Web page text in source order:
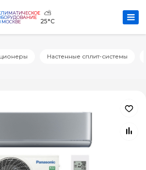
МОСКВЕ
⛅
25°C
Настенные сплит-системы